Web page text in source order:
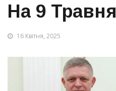
На 9 Травня
16 Квітня, 2025